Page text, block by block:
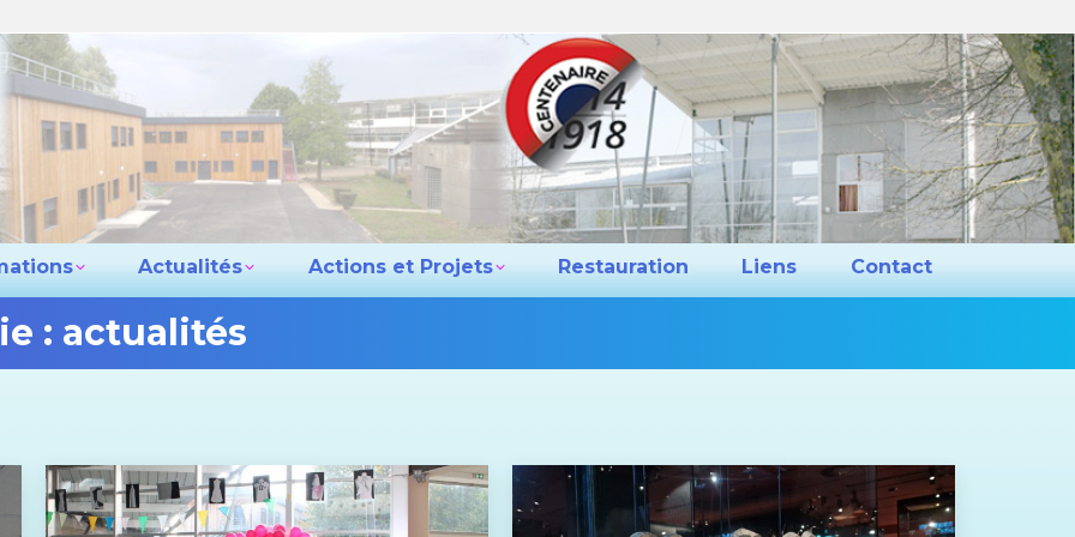
Actualités Actions et Projets Restauration Liens Contact
: actualités
êtes
lycée Actions et Projets Restauration Liens
Contact